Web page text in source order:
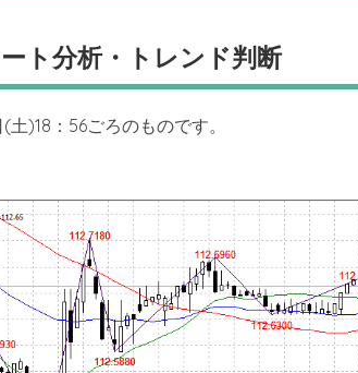
ト分析・トレンド判断
)18：56ごろのものです。